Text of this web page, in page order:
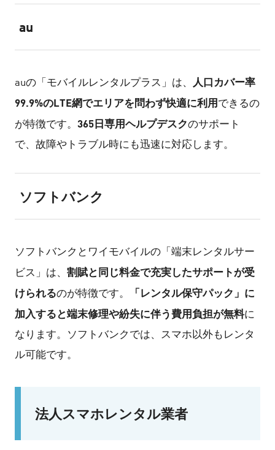
au
auの「モバイルレンタルプラス」は、
人口カバー率
99.9%のLTE網でエリアを問わず快適に利用できるの
が特徴です。 365日専用ヘルプデスクのサポート
で、故障やトラブル時にも迅速に対応します。
ソフトバンク
ソフトバンクとワイモバイルの「端末レンタルサー
ビス」は、 割賦と同じ料金で充実したサポートが受
けられるのが特徴です。
「レンタル保守パック」に
加入すると端末修理や紛失に伴う費用負担が無料に
なります。ソフトバンクでは、スマホ以外もレンタ
ル可能です。
法人スマホレンタル業者